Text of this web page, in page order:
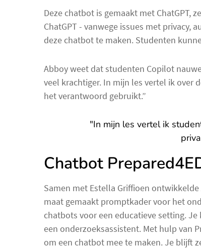
Deze chatbot is gemaakt met ChatGPT,
ChatGPT - vanwege issues met
deze chatbot te maken. Studenten
Abboy weet dat studenten Copilot
veel krachtiger. In mijn les vertel ik over
het verantwoord gebruikt.”
"In mijn les vertel ik
Chatbot
Samen met Estella Griffioen ontwikkelde
maat gemaakt promptkader voor het
chatbots voor een educatieve setting.
een onderzoeksassistent. Met hulp van
om een chatbot mee te maken. Je blijft